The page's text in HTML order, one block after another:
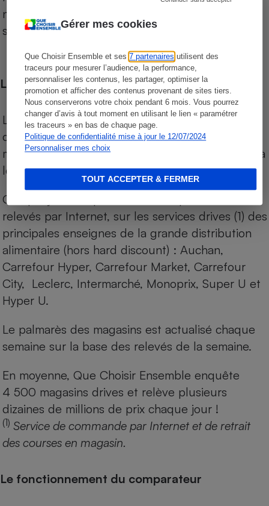
Gérer mes cookies
Que Choisir Ensemble et ses7 partenaires utilisent des
traceurs pour mesurer l’audience, la performance,
personnaliser les contenus, les partager, optimiser la
promotion et afficher des contenus provenant de sites tiers.
Nous conserverons votre choix pendant 6 mois. Vous pourrez
changer d’avis à tout moment en utilisant le lien « paramétrer
les traceurs » en bas de chaque page.
Politique de confidentialité mise à jour le 12/07/2024
Personnaliser mes choix
TOUT ACCEPTER & FERMER
niveau de prix des supermarchés, géolocalisés
sur le territoire français.
Les comparaisons de prix
Les comparaisons sont réalisées sur l’ensemble
des produits des magasins. Les produits de
marques de distributeurs (MDD) sont comparés à
leurs équivalents chez leurs concurrents.
Chaque jour, les prix de tous les produits sont
relevés par Internet, sur les services drives (1) des
principales enseignes de la grande distribution
alimentaire (hors hard discount) : Auchan,
Carrefour Hyper, Carrefour Market, Carrefour
City, Leclerc, Intermarché, Monoprix, Super U et
Hyper U.
Le palmarès des magasins est actualisé chaque
semaine sur la base des relevés de la semaine.
En moyenne, Que Choisir Ensemble enquête
4 500 magasins drives et relève plusieurs
dizaines de millions de prix chaque jour !
(1) Service de commande par Internet et de retrait
des courses en magasin.
Le fonctionnement du comparateur